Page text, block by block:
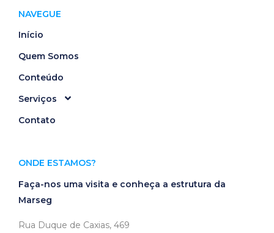
NAVEGUE
Início
Quem Somos
Conteúdo
Serviços
Contato
ONDE ESTAMOS?
Faça-nos uma visita e conheça a estrutura da
Marseg
Rua Duque de Caxias, 469